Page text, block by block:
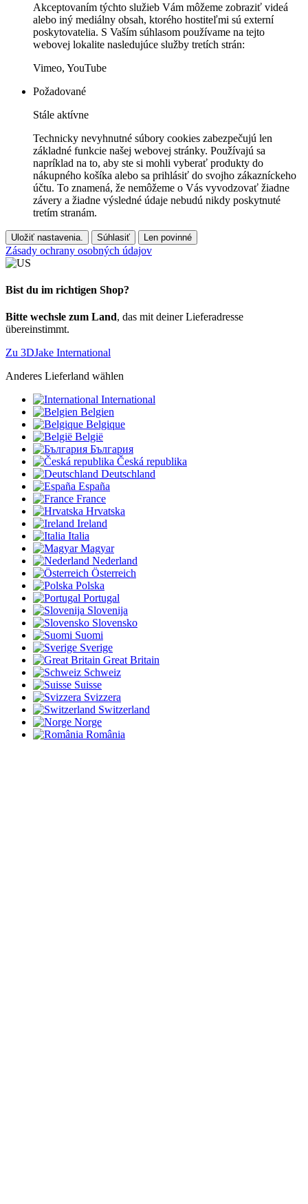
Akceptovaním týchto služieb Vám môžeme zobraziť videá
alebo iný mediálny obsah, ktorého hostiteľmi sú externí
poskytovatelia. S Vaším súhlasom používame na tejto
webovej lokalite nasledujúce služby tretích strán:
Vimeo, YouTube
Požadované
Stále aktívne
Technicky nevyhnutné súbory cookies zabezpečujú len
základné funkcie našej webovej stránky. Používajú sa
napríklad na to, aby ste si mohli vyberať produkty do
nákupného košíka alebo sa prihlásiť do svojho zákazníckeho
účtu. To znamená, že nemôžeme o Vás vyvodzovať žiadne
závery a žiadne výsledné údaje nebudú nikdy poskytnuté
tretím stranám.
Uložiť nastavenia. Súhlasiť Len povinné
Zásady ochrany osobných údajov
Bist du im richtigen Shop?
Bitte wechsle zum Land, das mit deiner Lieferadresse
übereinstimmt.
Zu 3DJake International
Anderes Lieferland wählen
International
Belgien
Belgique
België
България
Česká republika
Deutschland
España
France
Hrvatska
Ireland
Italia
Magyar
Nederland
Österreich
Polska
Portugal
Slovenija
Slovensko
Suomi
Sverige
Great Britain
Schweiz
Suisse
Svizzera
Switzerland
Norge
România